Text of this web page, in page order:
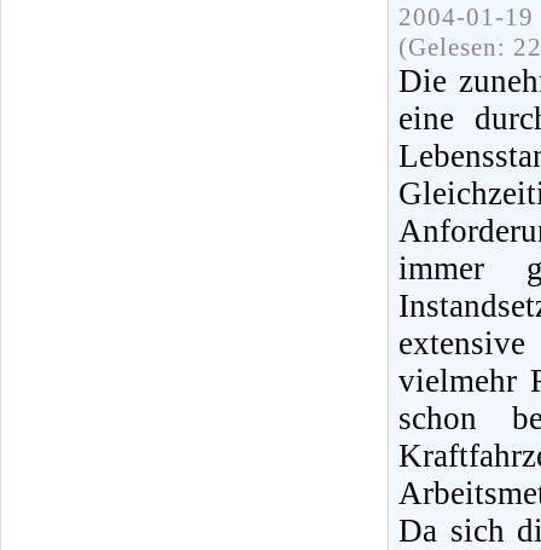
2004-01-
(Gelesen:
Die
eine
immer
vielmehr
schon
Da sich